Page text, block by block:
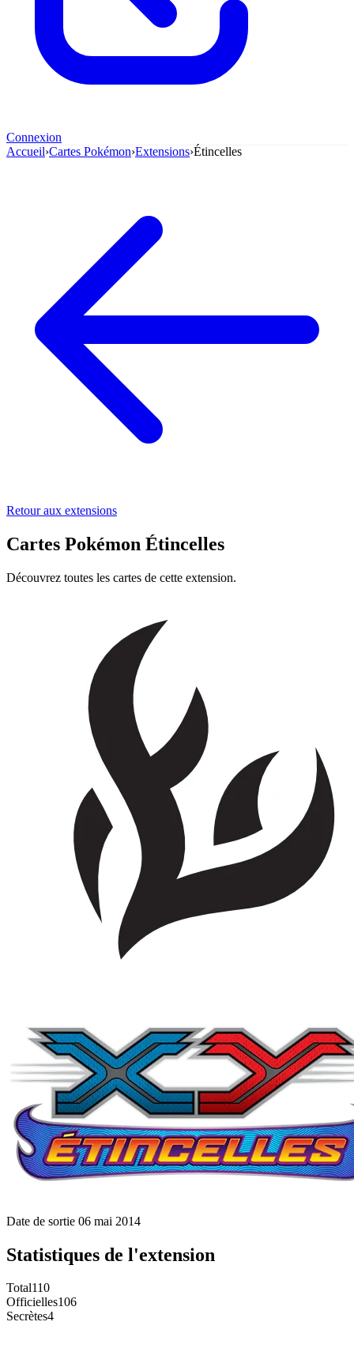
Connexion
Accueil›Cartes Pokémon›Extensions›Étincelles
Retour aux extensions
Cartes Pokémon Étincelles
Découvrez toutes les cartes de cette extension.
Date de sortie 06 mai 2014
Statistiques de l'extension
Total110
Officielles106
Secrètes4